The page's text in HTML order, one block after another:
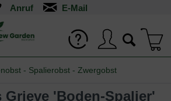
Anruf
- Spalierobst - Zwergobst